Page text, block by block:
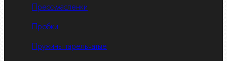
Пресс-масленки
Пробки
Пружины тарельчатые